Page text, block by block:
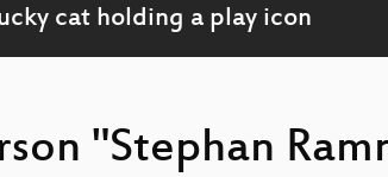
"Stephan